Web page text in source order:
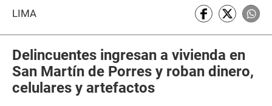
LIMA
Delincuentes ingresan a vivienda en
San Martín de Porres y roban dinero,
celulares y artefactos